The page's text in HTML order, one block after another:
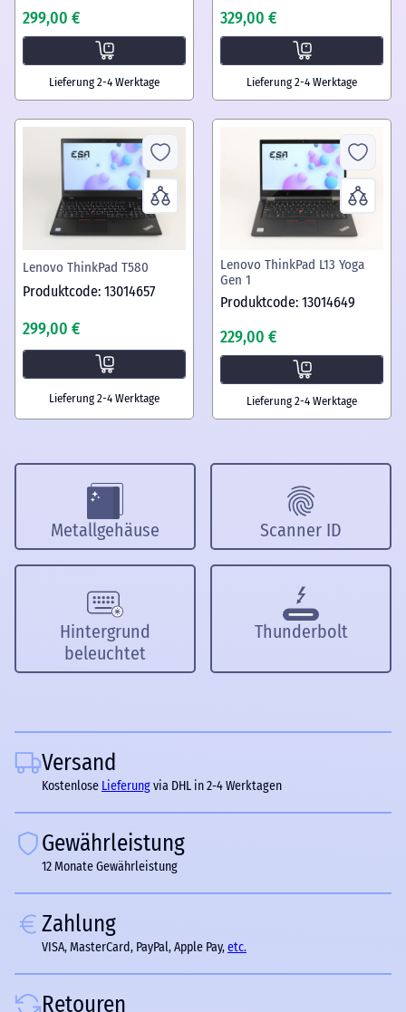
299,00 €
Lieferung 2-4 Werktage
329,00 €
Lieferung 2-4 Werktage
Lenovo ThinkPad T580
Produktcode: 13014657
299,00 €
Lieferung 2-4 Werktage
Lenovo ThinkPad L13 Yoga
Gen 1
Produktcode: 13014649
229,00 €
Lieferung 2-4 Werktage
Metallgehäuse Scanner ID
Hintergrund
beleuchtet
Thunderbolt
Versand
Kostenlose Lieferungvia DHL in 2-4 Werktagen
Gewährleistung
12 Monate Gewährleistung
Zahlung
VISA, MasterCard, PayPal, Apple Pay,etc.
Retouren